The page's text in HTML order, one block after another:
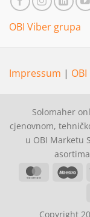
OBI Viber grupa
Impressum |
Solomaher
cjenovnom,
u OBI Marketu
Copyright